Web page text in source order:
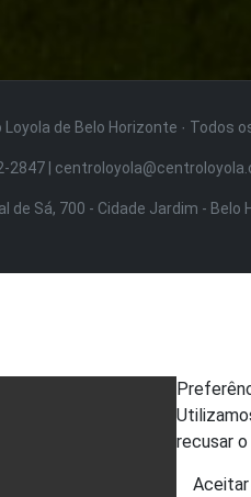
de Belo Horizonte · Todos
2847 |
de Sá, 700 - Cidade Jardim - Belo
recusar